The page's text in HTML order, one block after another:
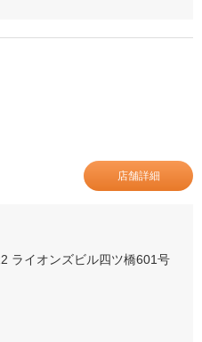
店舗詳細
ライオンズビル四ツ橋601号